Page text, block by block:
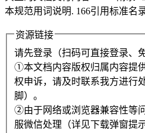
本规范用词说明. 166引用标准名
资源链接
请先登录（扫码可直接登录、
①本文档内容版权归属内容提
权申诉，请及时联系我方进行
脚）。
②由于网络或浏览器兼容性等
服微信处理（详见下载弹窗提